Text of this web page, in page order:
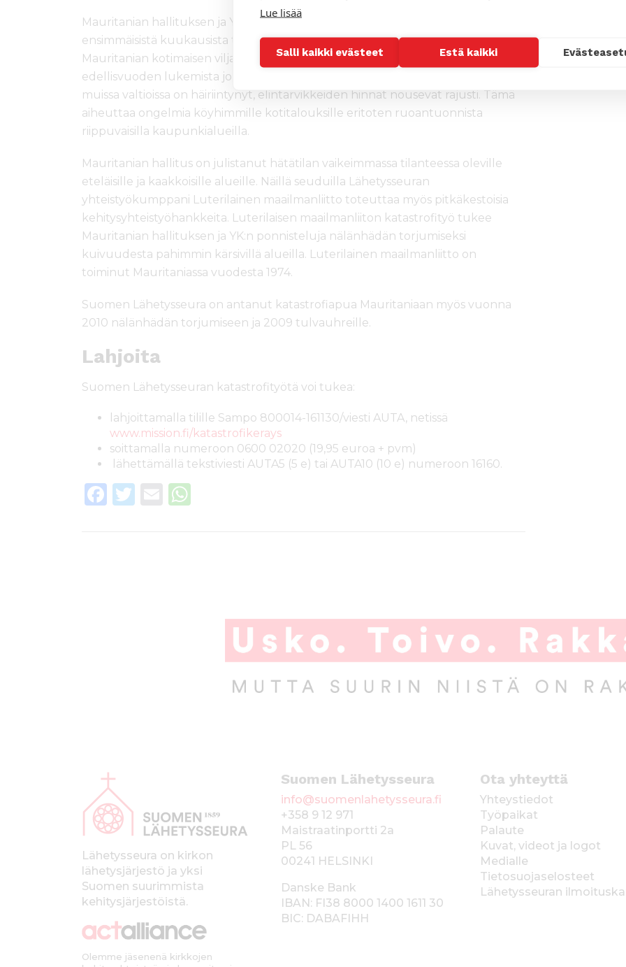
Lue lisää
Salli kaikki evästeet Estä kaikki
Mauritanian hallituksen ja YK:n tilannearviot osoittavat, että vuoden 2012
ensimmäisistä kuukausista tulee monin paikoin poikkeuksellisen vaikeita.
Mauritanian kotimaisen viljantuotannon ennakoidaan romahtavan
edellisvuoden lukemista jopa runsaat 75 %. Kun ruoantuotanto myös alueen
muissa valtioissa on häiriintynyt, elintarvikkeiden hinnat nousevat rajusti. Tämä
aiheuttaa ongelmia köyhimmille kotitalouksille eritoten ruoantuonnista
riippuvaisilla kaupunkialueilla.
Mauritanian hallitus on julistanut hätätilan vaikeimmassa tilanteessa oleville
eteläisille ja kaakkoisille alueille. Näillä seuduilla Lähetysseuran
yhteistyökumppani Luterilainen maailmanliitto toteuttaa myös pitkäkestoisia
kehitysyhteistyöhankkeita. Luterilaisen maailmanliiton katastrofityö tukee
Mauritanian hallituksen ja YK:n ponnisteluja nälänhädän torjumiseksi
kuivuudesta pahimmin kärsivillä alueilla. Luterilainen maailmanliitto on
toiminut Mauritaniassa vuodesta 1974.
Suomen Lähetysseura on antanut katastrofiapua Mauritaniaan myös vuonna
2010 nälänhädän torjumiseen ja 2009 tulvauhreille.
Lahjoita
Suomen Lähetysseuran katastrofityötä voi tukea:
lahjoittamalla tilille Sampo 800014-161130/viesti AUTA, netissä
www.mission.fi/katastrofikerays
soittamalla numeroon 0600 02020 (19,95 euroa + pvm)
lähettämällä tekstiviesti AUTA5 (5 e) tai AUTA10 (10 e) numeroon 16160.
F
T
E
Lähetysseura on kirkon
lähetysjärjestö ja yksi
Suomen suurimmista
kehitysjärjestöistä.
Olemme jäsenenä kirkkojen
Suomen Lähetysseura
info@suomenlahetysseura.fi
+358 9 12 971
Maistraatinportti 2a
PL 56
00241 HELSINKI
Danske Bank
IBAN: FI38 8000 1400 1611 30
BIC: DABAFIHH
Ota yhteyttä
Yhteystiedot
Työpaikat
Palaute
Kuvat, videot ja logot
Medialle
Tietosuojaselosteet
Lähetysseuran